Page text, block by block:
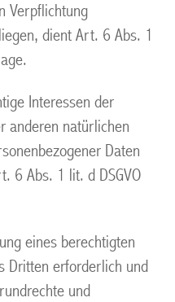
Verpflichtung
dient Art. 6 Abs. 1
Interessen der
anderen natürlichen
Daten
6 Abs. 1 lit. d DSGVO
eines berechtigten
Dritten erforderlich und
und